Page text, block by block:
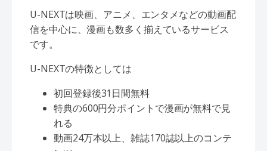
U-NEXTは映画、アニメ、エンタメなどの動画配
信を中心に、漫画も数多く揃えているサービス
です。
U-NEXTの特徴としては
初回登録後31日間無料
特典の600円分ポイントで漫画が無料で見
れる
動画24万本以上、雑誌170誌以上のコンテ